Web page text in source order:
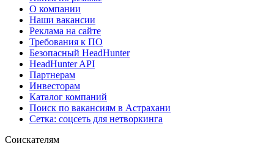
О компании
Наши вакансии
Реклама на сайте
Требования к ПО
Безопасный HeadHunter
HeadHunter API
Партнерам
Инвесторам
Каталог компаний
Поиск по вакансиям в Астрахани
Сетка: соцсеть для нетворкинга
Соискателям